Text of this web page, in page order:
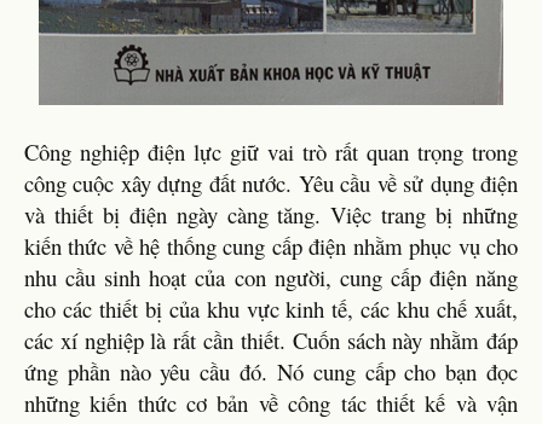
Công nghiệp điện lực giữ vai trò rất quan trọng trong
công cuộc xây dựng đất nước. Yêu cầu về sử dụng điện
và thiết bị điện ngày càng tăng. Việc trang bị những
kiến thức về hệ thống cung cấp điện nhằm phục vụ cho
nhu cầu sinh hoạt của con người, cung cấp điện năng
cho các thiết bị của khu vực kinh tế, các khu chế xuất,
các xí nghiệp là rất cần thiết. Cuốn sách này nhằm đáp
ứng phần nào yêu cầu đó. Nó cung cấp cho bạn đọc
những kiến thức cơ bản về công tác thiết kế và vận